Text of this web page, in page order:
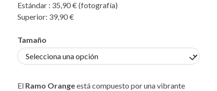
Estándar : 35,90 € (fotografía)
Superior: 39,90 €
Tamaño
El Ramo Orangeestá compuesto por una vibrante